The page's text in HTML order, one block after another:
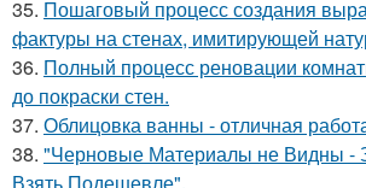
35. Пошаговый процесс создания
фактуры на стенах, имитирующей
36. Полный процесс реновации
до покраски стен.
37. Облицовка ванны - отличная
38. "Черновые Материалы не Видны -
Взять Подешевле".